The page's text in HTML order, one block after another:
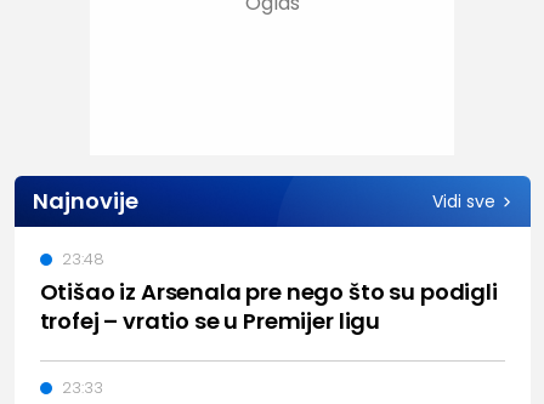
Najnovije Vidi sve
Otišao iz Arsenala pre nego što su podigli
trofej – vratio se u Premijer ligu
23:48
23:33